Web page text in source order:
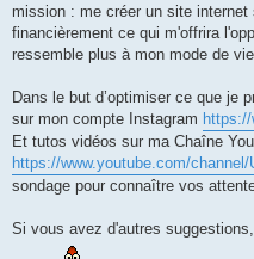
mission : me créer un site
financièrement ce qui m'offrira
ressemble plus à mon mode de vie.
Dans le but d’optimiser ce que je
sur mon compte Instagram https://
Et tutos vidéos sur ma Chaîne
https://www.youtube.com/
sondage pour connaître vos
Si vous avez d'autres